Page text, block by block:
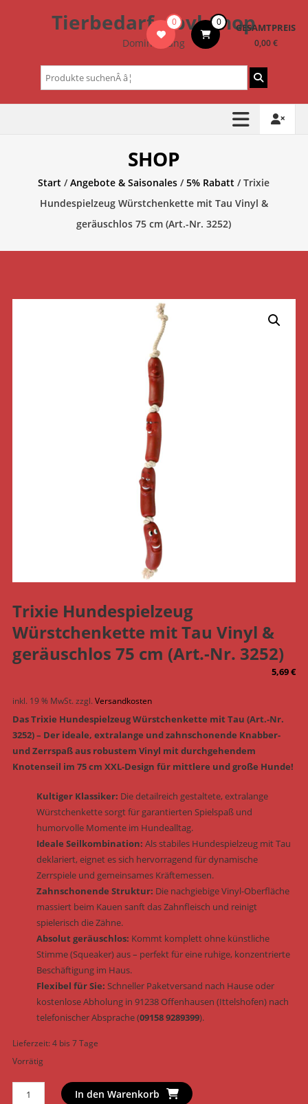
Tierbedarf – bvl-Shop
Dominik Lang
0 0 GESAMTPREIS
0,00 €
Suchen
nach:
SHOP
Start /Angebote & Saisonales /5% Rabatt / Trixie
Hundespielzeug Würstchenkette mit Tau Vinyl &
geräuschlos 75 cm (Art.-Nr. 3252)
Trixie Hundespielzeug
Würstchenkette mit Tau Vinyl &
geräuschlos 75 cm (Art.-Nr. 3252)
5,69€
inkl. 19 % MwSt. zzgl. Versandkosten
Das Trixie Hundespielzeug Würstchenkette mit Tau (Art.-Nr.
3252) – Der ideale, extralange und zahnschonende Knabber-
und Zerrspaß aus robustem Vinyl mit durchgehendem
Knotenseil im 75 cm XXL-Design für mittlere und große Hunde!
Kultiger Klassiker: Die detailreich gestaltete, extralange
Würstchenkette sorgt für garantierten Spielspaß und
humorvolle Momente im Hundealltag.
Ideale Seilkombination: Als stabiles Hundespielzeug mit Tau
deklariert, eignet es sich hervorragend für dynamische
Zerrspiele und gemeinsames Kräftemessen.
Zahnschonende Struktur: Die nachgiebige Vinyl-Oberfläche
massiert beim Kauen sanft das Zahnfleisch und reinigt
spielerisch die Zähne.
Absolut geräuschlos: Kommt komplett ohne künstliche
Stimme (Squeaker) aus – perfekt für eine ruhige, konzentrierte
Beschäftigung im Haus.
Flexibel für Sie: Schneller Paketversand nach Hause oder
kostenlose Abholung in 91238 Offenhausen (Ittelshofen) nach
telefonischer Absprache (09158 9289399).
Lieferzeit:4 bis 7 Tage
Vorrätig
Trixie
In den Warenkorb